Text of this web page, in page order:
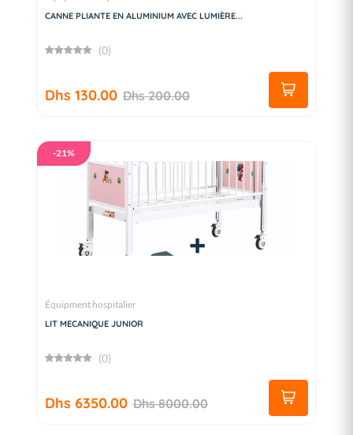
CANNE PLIANTE EN ALUMINIUM AVEC LUMIÈRE...
(0)
Dhs 130.00 Dhs 200.00
-21%
Équipment hospitalier
LIT MECANIQUE JUNIOR
(0)
Dhs 6350.00 Dhs 8000.00